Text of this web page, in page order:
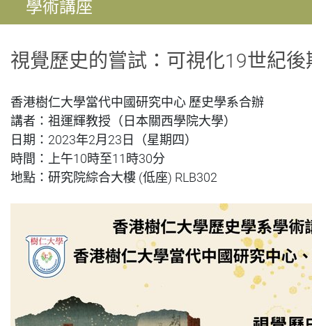
學術講座
視覺歷史的嘗試：可視化19世紀
香港樹仁大學當代中國研究中心 歷史學系合辦
講者：祖運輝教授（日本關西學院大學）
日期：2023年2月23日（星期四）
時間：上午10時至11時30分
地點： 研究院綜合大樓 (低座) RLB302